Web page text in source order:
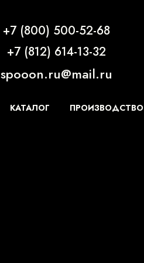
+7 (800) 500-52-68
spooon.ru@mail.ru
+7 (812) 614-13-32
КАТАЛОГ ПРОИЗВОДСТВО